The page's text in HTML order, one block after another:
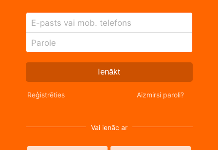
E-pasts vai mob. telefons
Parole
Ienākt
Reģistrēties Aizmirsi paroli?
Vai ienāc ar